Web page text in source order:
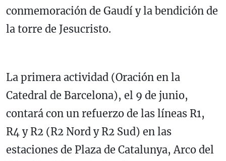
conmemoración de Gaudí y la bendición de
la torre de Jesucristo.
La primera actividad (Oración en la
Catedral de Barcelona), el 9 de junio,
contará con un refuerzo de las líneas R1,
R4 y R2 (R2 Nord y R2 Sud) en las
estaciones de Plaza de Catalunya, Arco del